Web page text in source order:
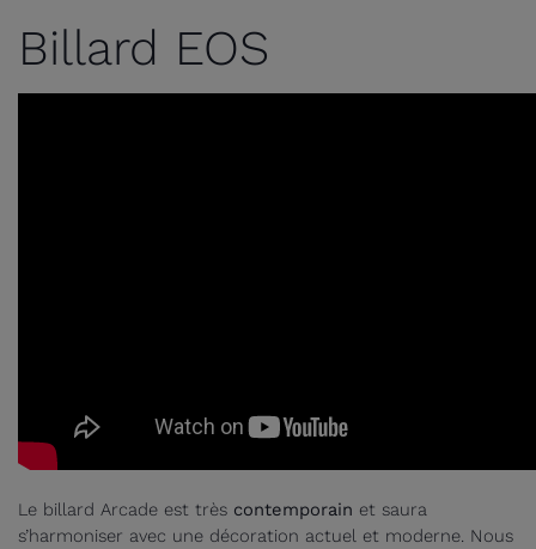
Billard EOS
Le billard Arcade est très contemporain et saura
s’harmoniser avec une décoration actuel et moderne. Nous